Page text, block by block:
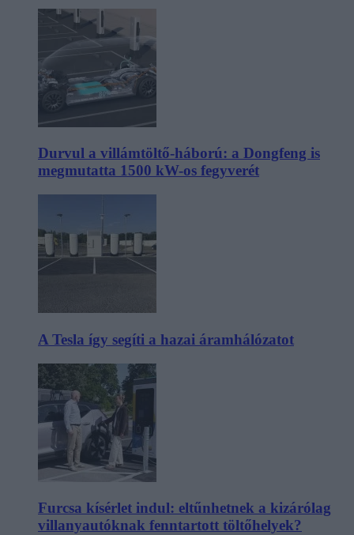
Durvul a villámtöltő-háború: a Dongfeng is
megmutatta 1500 kW-os fegyverét
A Tesla így segíti a hazai áramhálózatot
Furcsa kísérlet indul: eltűnhetnek a kizárólag
villanyautóknak fenntartott töltőhelyek?